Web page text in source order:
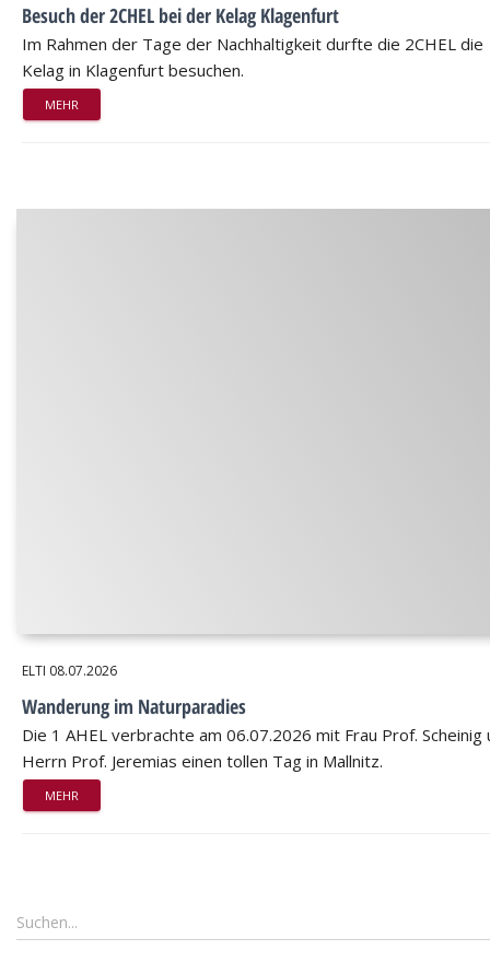
Besuch der 2CHEL bei der Kelag Klagenfurt
Im Rahmen der Tage der Nachhaltigkeit durfte die 2CHEL die
Kelag in Klagenfurt besuchen.
MEHR
ELTI 08.07.2026
Wanderung im Naturparadies
Die 1 AHEL verbrachte am 06.07.2026 mit Frau Prof. Scheinig
Herrn Prof. Jeremias einen tollen Tag in Mallnitz.
MEHR